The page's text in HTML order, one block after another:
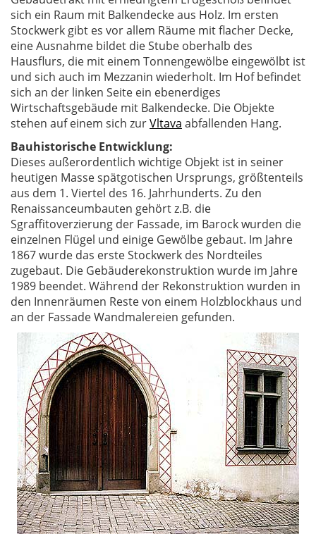
sich ein Raum mit Balkendecke aus Holz. Im ersten
Stockwerk gibt es vor allem Räume mit flacher Decke,
eine Ausnahme bildet die Stube oberhalb des
Hausflurs, die mit einem Tonnengewölbe eingewölbt ist
und sich auch im Mezzanin wiederholt. Im Hof befindet
sich an der linken Seite ein ebenerdiges
Wirtschaftsgebäude mit Balkendecke. Die Objekte
stehen auf einem sich zurVltava abfallenden Hang.
Bauhistorische Entwicklung:
Dieses außerordentlich wichtige Objekt ist in seiner
heutigen Masse spätgotischen Ursprungs, größtenteils
aus dem 1. Viertel des 16. Jahrhunderts. Zu den
Renaissanceumbauten gehört z.B. die
Sgraffitoverzierung der Fassade, im Barock wurden die
einzelnen Flügel und einige Gewölbe gebaut. Im Jahre
1867 wurde das erste Stockwerk des Nordteiles
zugebaut. Die Gebäuderekonstruktion wurde im Jahre
1989 beendet. Während der Rekonstruktion wurden in
den Innenräumen Reste von einem Holzblockhaus und
an der Fassade Wandmalereien gefunden.